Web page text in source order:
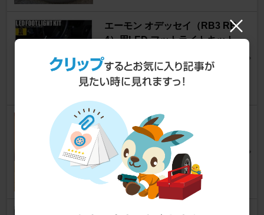
エーモン オデッセイ（RB3 RB
4）用LED フットライトキット
オデッセイ
DBSゴジャオver.2さん
11
Three Piece LEDｽｷｬﾅｰ
オデッセイ [RB3/4]
サヌーさん
15
日産(純正) 日産純正アルミホイ